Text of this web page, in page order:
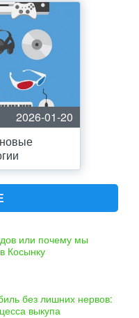
2026-01-20
или почему мы
Косынку
без лишних нервов:
выкупа